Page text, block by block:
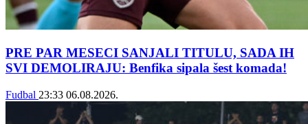
PRE PAR MESECI SANJALI TITULU, SADA IH
SVI DEMOLIRAJU: Benfika sipala šest komada!
Fudbal 23:33 06.08.2026.